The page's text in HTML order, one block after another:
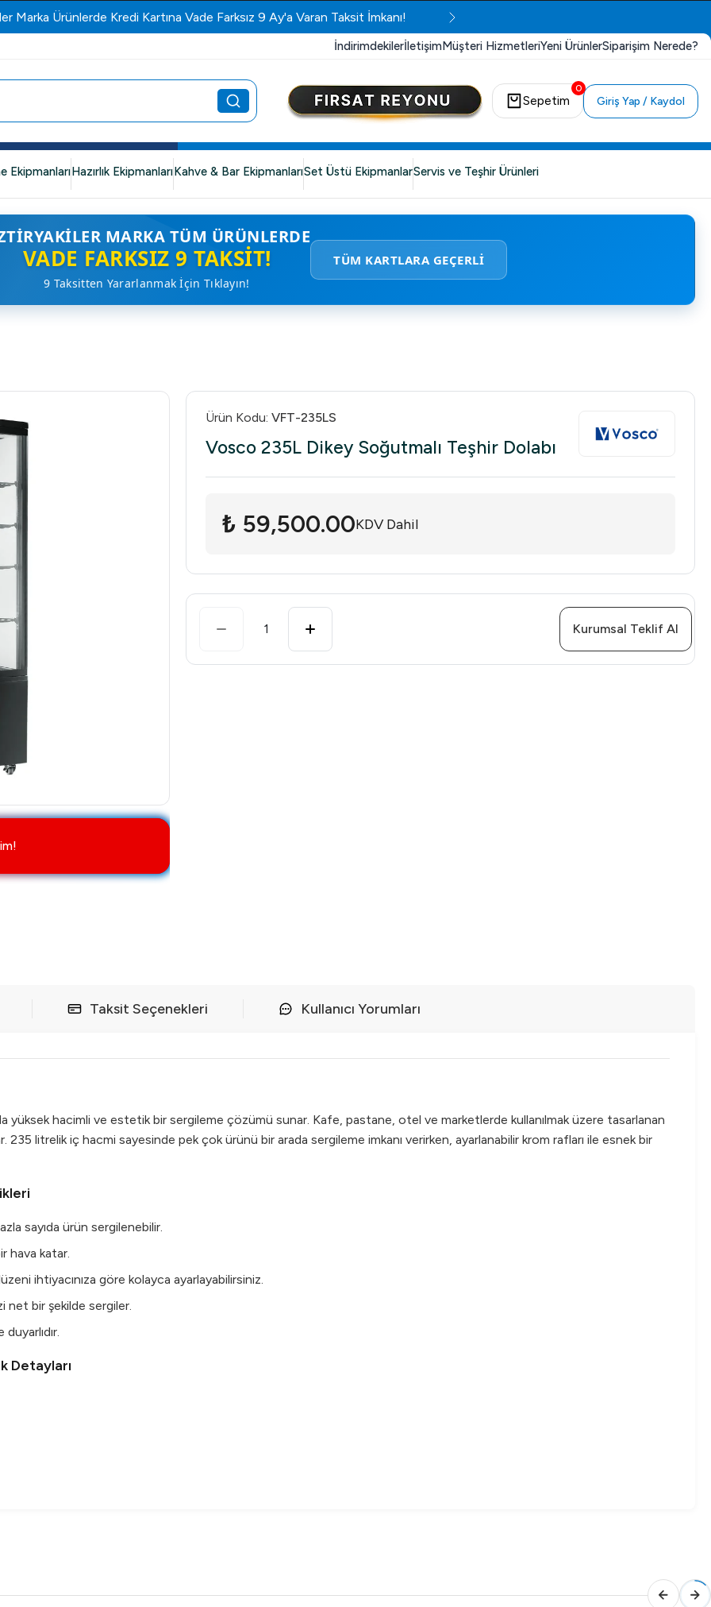
Marka Ürünlerde Kredi Kartına Vade Farksız 9 Ay'a Varan Taksit İmkanı!
İndirimdekilerİletişimMüşteri HizmetleriYeni ÜrünlerSiparişim Nerede?
0
Sepetim Giriş Yap / Kaydol
EkipmanlarıHazırlık EkipmanlarıKahve & Bar EkipmanlarıSet Üstü EkipmanlarServis ve Teşhir Ürünleri
MARKA TÜM ÜRÜNLERDE
VADE FARKSIZ 9 TAKSIT!
9 Taksitten Yararlanmak İçin Tıklayın!
TÜM KARTLARA GEÇERLİ
Ürün Kodu: VFT-235LS
Vosco 235L Dikey Soğutmalı Teşhir Dolabı
₺ 59,500.00KDV Dahil
1 Kurumsal Teklif Al
Taksit Seçenekleri Kullanıcı Yorumları
yüksek hacimli ve estetik bir sergileme çözümü sunar. Kafe, pastane, otel ve marketlerde kullanılmak üzere tasarlanan
235 litrelik iç hacmi sayesinde pek çok ürünü bir arada sergileme imkanı verirken, ayarlanabilir krom rafları ile esnek bir
sayıda ürün sergilenebilir.
hava katar.
ihtiyacınıza göre kolayca ayarlayabilirsiniz.
net bir şekilde sergiler.
Detayları